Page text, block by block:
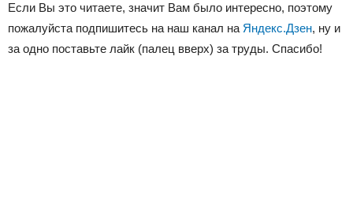
Если Вы это читаете, значит Вам было интересно, поэтому
пожалуйста подпишитесь на наш канал на Яндекс.Дзен, ну и
за одно поставьте лайк (палец вверх) за труды. Спасибо!